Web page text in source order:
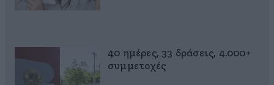
40 ημέρες, 33 δράσεις, 4.000+
συμμετοχές